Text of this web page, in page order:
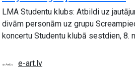
LMA Studentu klubs: Atbildi uz
divām personām uz grupu
koncertu Studentu klubā sestdien, 8.
e-art.lv